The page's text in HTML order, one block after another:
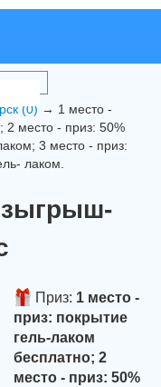
(0) → 1 место -
2 место - приз: 50%
3 место - приз:
лаком.
Приз: 1 место -
приз: покрытие
гель-лаком
бесплатно; 2
место - приз: 50%